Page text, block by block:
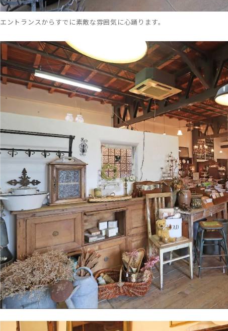
エントランスからすでに素敵な雰囲気に心踊ります。